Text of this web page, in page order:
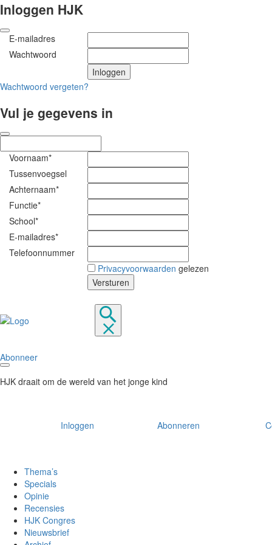
Inloggen HJK
E-mailadres
Wachtwoord
Wachtwoord vergeten?
Vul je gegevens in
Voornaam*
Tussenvoegsel
Achternaam*
Functie*
School*
E-mailadres*
Telefoonnummer
Privacyvoorwaarden gelezen
Abonneer
HJK draait om de wereld van het jonge kind
Inloggen Abonneren
Thema’s
Specials
Opinie
Recensies
HJK Congres
Nieuwsbrief